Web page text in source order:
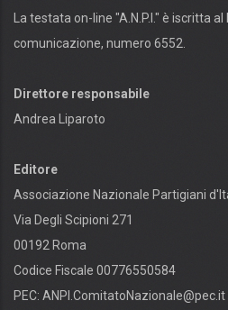
La testata on-line "A.N.P.I." è iscritta
comunicazione, numero 6552.
Direttore responsabile
Andrea Liparoto
Editore
Associazione Nazionale Partigiani
Via Degli Scipioni 271
00192 Roma
Codice Fiscale 00776550584
PEC: ANPI.ComitatoNazionale@pec.it